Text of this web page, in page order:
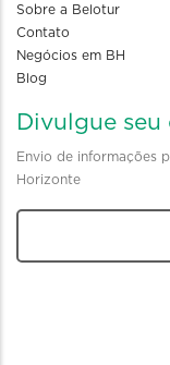
Sobre a Belotur
Contato
Negócios em BH
Blog
Divulgue seu
Envio de informações
Horizonte